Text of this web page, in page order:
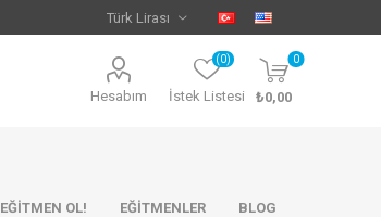
Hesabım İstek Listesi
(0) 0
₺0,00
EĞİTMEN OL! EĞİTMENLER BLOG